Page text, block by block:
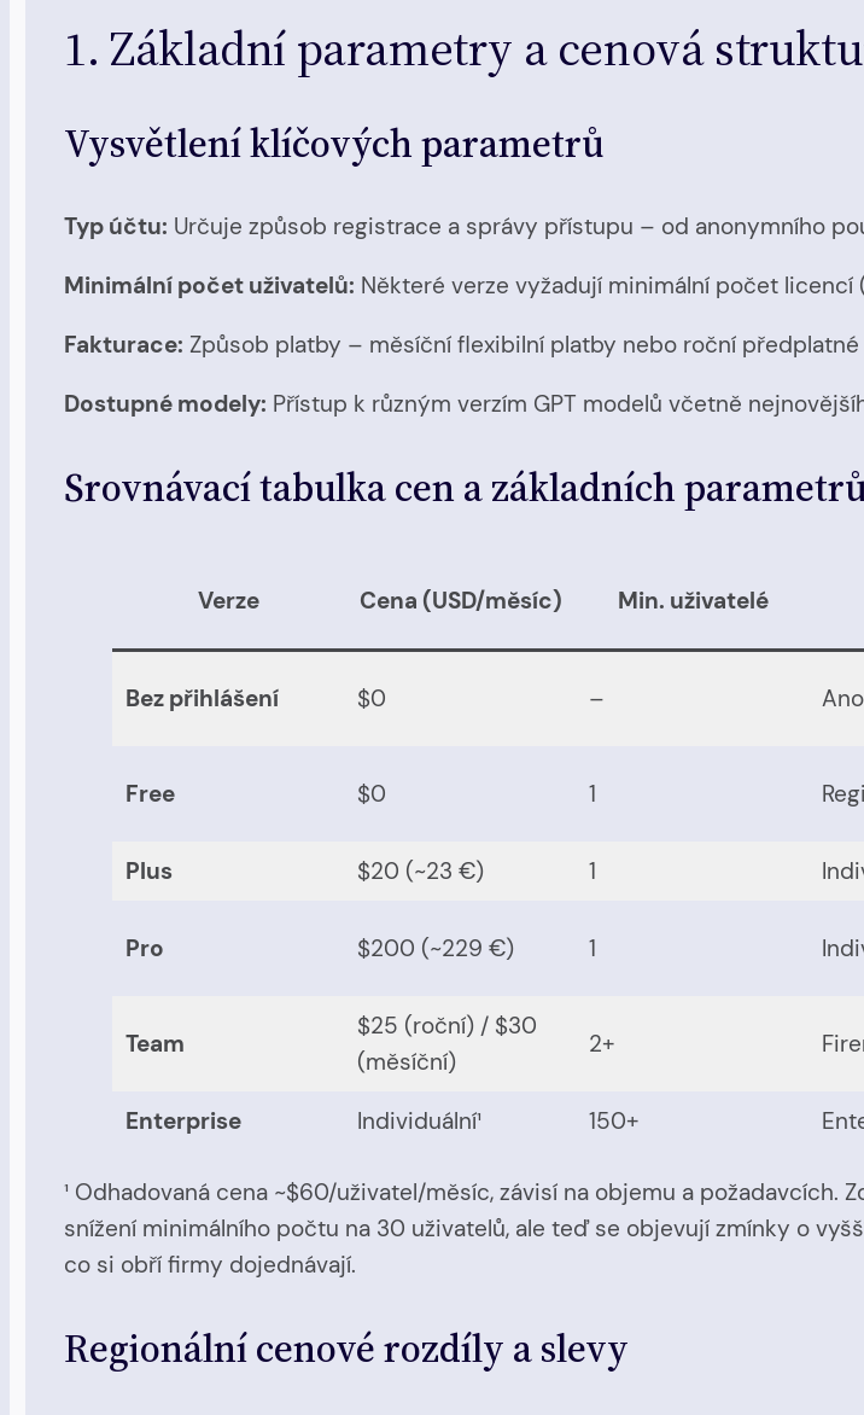
1. Základní parametry a cenová
Vysvětlení klíčových parametrů
Typ účtu: Určuje způsob registrace a správy přístupu – od anonymního
Minimální počet uživatelů: Některé verze vyžadují minimální počet licencí
Fakturace: Způsob platby – měsíční flexibilní platby nebo roční předplatné
Dostupné modely: Přístup k různým verzím GPT modelů včetně
Srovnávací tabulka cen a základních
Verze Cena (USD/měsíc) Min. uživatelé
Bez přihlášení $0 –
Free $0 1
Plus
$20 (~23 €) 1
Pro $200 (~229 €) 1
Team
$25 (roční) / $30
(měsíční)
2+
Enterprise Individuální¹ 150+
¹ Odhadovaná cena ~$60/uživatel/měsíc, závisí na objemu a požadavcích.
snížení minimálního počtu na 30 uživatelů, ale teď se objevují zmínky o
co si obří firmy dojednávají.
Regionální cenové rozdíly a slevy